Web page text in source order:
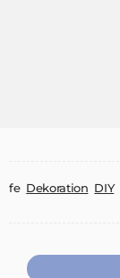
fe Dekoration DIY